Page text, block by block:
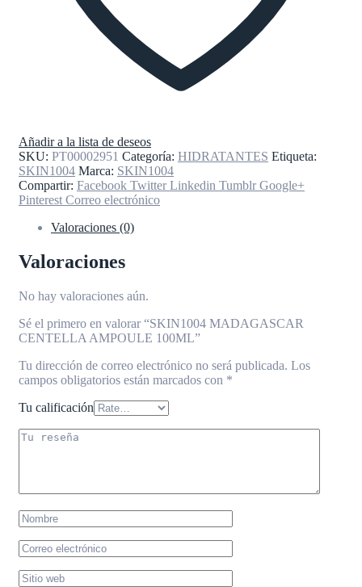
Añadir a la lista de deseos
SKU: PT00002951 Categoría: HIDRATANTES Etiqueta:
SKIN1004 Marca: SKIN1004
Compartir: Facebook Twitter Linkedin Tumblr Google+
Pinterest Correo electrónico
Valoraciones (0)
Valoraciones
No hay valoraciones aún.
Sé el primero en valorar “SKIN1004 MADAGASCAR
CENTELLA AMPOULE 100ML”
Tu dirección de correo electrónico no será publicada. Los
campos obligatorios están marcados con *
Tu calificación